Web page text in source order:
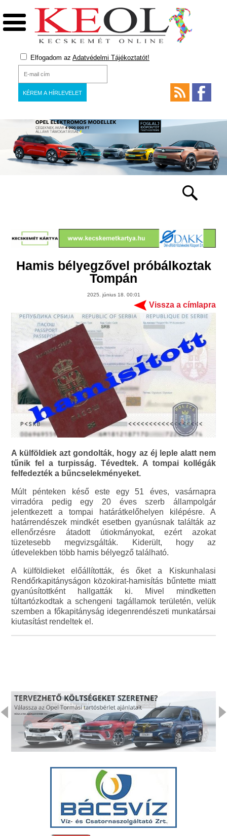
Elfogadom az Adatvédelmi Tájékoztatót!
Hamis bélyegzővel próbálkoztak
Tompán
2025. június 18. 00:01
Vissza a címlapra
A külföldiek azt gondolták, hogy az éj leple alatt nem
tűnik fel a turpisság. Tévedtek. A tompai kollégák
felfedezték a bűncselekményeket.
Múlt pénteken késő este egy 51 éves, vasárnapra
virradóra pedig egy 20 éves szerb állampolgár
jelentkezett a tompai határátkelőhelyen kilépésre. A
határrendészek mindkét esetben gyanúsnak találták az
ellenőrzésre átadott útiokmányokat, ezért azokat
tüzetesebb megvizsgálták. Kiderült, hogy az
útlevelekben több hamis bélyegző található.
A külföldieket előállították, és őket a Kiskunhalasi
Rendőrkapitányságon közokirat-hamisítás bűntette miatt
gyanúsítottként hallgatták ki. Mivel mindketten
túltartózkodtak a schengeni tagállamok területén, velük
szemben a főkapitányság idegenrendészeti munkatársai
kiutasítást rendeltek el.